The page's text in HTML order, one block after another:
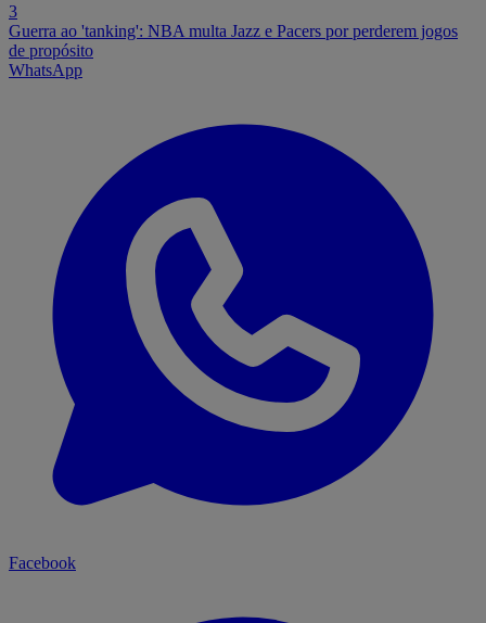
3
Guerra ao 'tanking': NBA multa Jazz e Pacers por perderem jogos
de propósito
WhatsApp
Facebook